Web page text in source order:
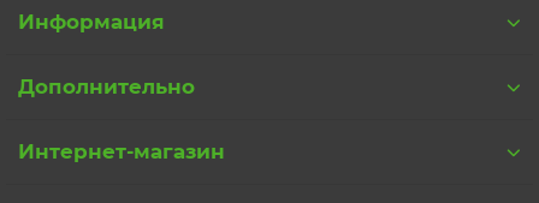
Информация
Дополнительно
Интернет-магазин